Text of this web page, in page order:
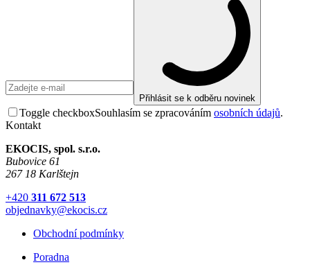
Přihlásit se k odběru novinek
Toggle checkboxSouhlasím se zpracováním osobních údajů.
Kontakt
EKOCIS, spol. s.r.o.
Bubovice 61
267 18 Karlštejn
+420 311 672 513
objednavky@ekocis.cz
Obchodní podmínky
Poradna